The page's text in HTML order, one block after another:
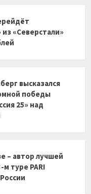
из «Северстали»
высказался
победы
25» над
– автор лучшей
туре PARI